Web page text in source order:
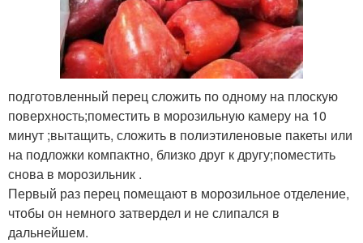
подготовленный перец сложить по одному на плоскую
поверхность;поместить в морозильную камеру на 10
минут ;вытащить, сложить в полиэтиленовые пакеты или
на подложки компактно, близко друг к другу;поместить
снова в морозильник .
Первый раз перец помещают в морозильное отделение,
чтобы он немного затвердел и не слипался в
дальнейшем.